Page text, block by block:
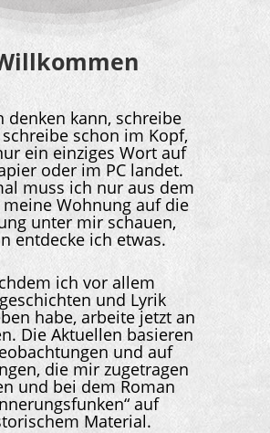
denken kann, schreibe
schon im Kopf,
ein einziges Wort auf
oder im PC landet.
muss ich nur aus dem
meine Wohnung auf die
unter mir schauen,
entdecke ich etwas.
ich vor allem
und Lyrik
habe, arbeite jetzt an
Die Aktuellen basieren
und auf
die mir zugetragen
und bei dem Roman
auf
Material.